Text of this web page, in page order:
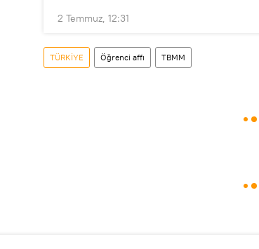
2 Temmuz, 12:31
TÜRKİYE Öğrenci affı TBMM